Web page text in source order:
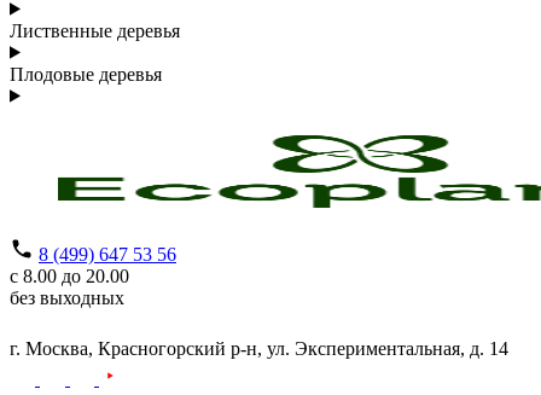
Лиственные деревья
Плодовые деревья
8 (499) 647 53 56
с 8.00 до 20.00
без выходных
г. Москва, Красногорский р-н, ул. Экспериментальная, д. 14